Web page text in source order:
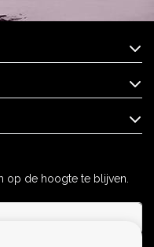
op de hoogte te blijven.